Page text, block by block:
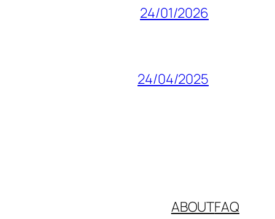
24/01/2026
24/04/2025
ABOUTFAQ